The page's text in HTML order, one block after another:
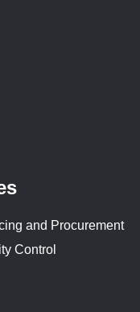
and Procurement
Control